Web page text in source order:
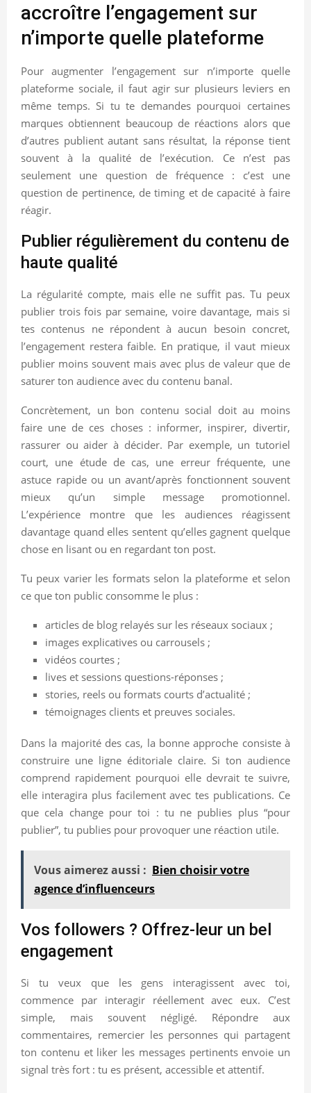
accroître l’engagement sur
n’importe quelle plateforme
Pour augmenter l’engagement sur n’importe quelle
plateforme sociale, il faut agir sur plusieurs leviers en
même temps. Si tu te demandes pourquoi certaines
marques obtiennent beaucoup de réactions alors que
d’autres publient autant sans résultat, la réponse tient
souvent à la qualité de l’exécution. Ce n’est pas
seulement une question de fréquence : c’est une
question de pertinence, de timing et de capacité à faire
réagir.
Publier régulièrement du contenu de
haute qualité
La régularité compte, mais elle ne suffit pas. Tu peux
publier trois fois par semaine, voire davantage, mais si
tes contenus ne répondent à aucun besoin concret,
l’engagement restera faible. En pratique, il vaut mieux
publier moins souvent mais avec plus de valeur que de
saturer ton audience avec du contenu banal.
Concrètement, un bon contenu social doit au moins
faire une de ces choses : informer, inspirer, divertir,
rassurer ou aider à décider. Par exemple, un tutoriel
court, une étude de cas, une erreur fréquente, une
astuce rapide ou un avant/après fonctionnent souvent
mieux qu’un simple message promotionnel.
L’expérience montre que les audiences réagissent
davantage quand elles sentent qu’elles gagnent quelque
chose en lisant ou en regardant ton post.
Tu peux varier les formats selon la plateforme et selon
ce que ton public consomme le plus :
articles de blog relayés sur les réseaux sociaux ;
images explicatives ou carrousels ;
vidéos courtes ;
lives et sessions questions-réponses ;
stories, reels ou formats courts d’actualité ;
témoignages clients et preuves sociales.
Dans la majorité des cas, la bonne approche consiste à
construire une ligne éditoriale claire. Si ton audience
comprend rapidement pourquoi elle devrait te suivre,
elle interagira plus facilement avec tes publications. Ce
que cela change pour toi : tu ne publies plus “pour
publier”, tu publies pour provoquer une réaction utile.
Vous aimerez aussi : Bien choisir votre
agence d’influenceurs
Vos followers ? Offrez-leur un bel
engagement
Si tu veux que les gens interagissent avec toi,
commence par interagir réellement avec eux. C’est
simple, mais souvent négligé. Répondre aux
commentaires, remercier les personnes qui partagent
ton contenu et liker les messages pertinents envoie un
signal très fort : tu es présent, accessible et attentif.